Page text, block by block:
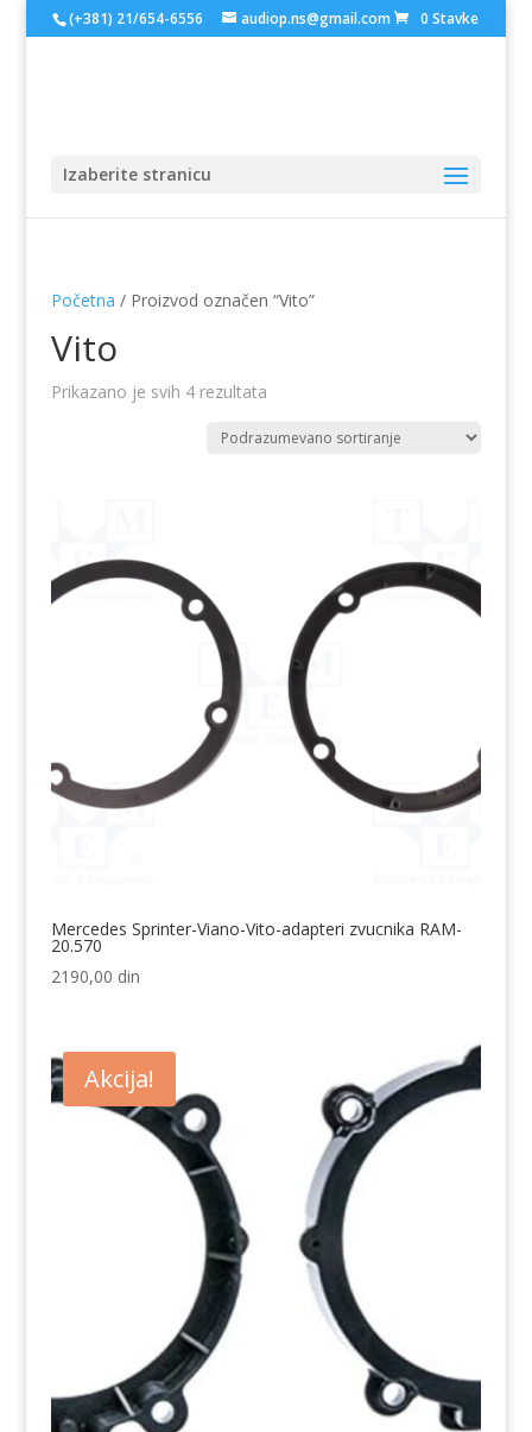
(+381) 21/654-6556 audiop.ns@gmail.com 0 Stavke
Izaberite stranicu
Početna / Proizvod označen “Vito”
Vito
Prikazano je svih 4 rezultata
Mercedes Sprinter-Viano-Vito-adapteri zvucnika RAM-
20.570
2190,00 din
Akcija!